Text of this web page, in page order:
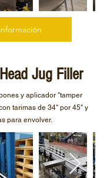
Jug Filler
y aplicador "tamper
tarimas de 34" por 45" y
para envolver.